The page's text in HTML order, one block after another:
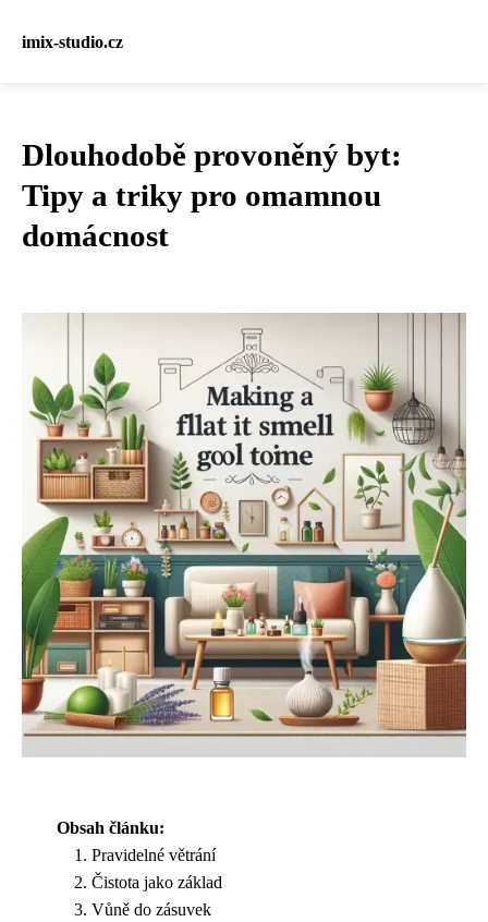
imix-studio.cz
Dlouhodobě provoněný byt:
Tipy a triky pro omamnou
domácnost
Obsah článku:
Pravidelné větrání
Čistota jako základ
Vůně do zásuvek